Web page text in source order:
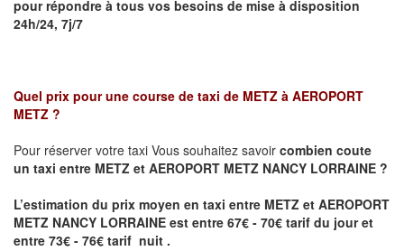
pour répondre à tous vos besoins de mise à disposition
24h/24, 7j/7
Quel prix pour une course de taxi de METZ à AEROPORT
METZ ?
Pour réserver votre taxi Vous souhaitez savoir combien coute
un taxi entre METZ et AEROPORT METZ NANCY LORRAINE ?
L’estimation du prix moyen en taxi entre METZ et AEROPORT
METZ NANCY LORRAINE est entre 67€ - 70€ tarif du jour et
entre 73€ - 76€ tarif nuit .